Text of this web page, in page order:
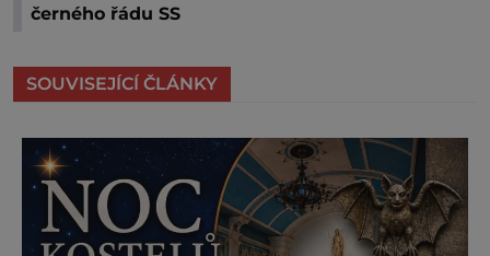
černého řádu SS
SOUVISEJÍCÍ ČLÁNKY